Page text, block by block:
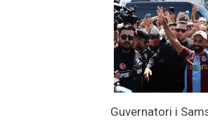
Guvernatori i